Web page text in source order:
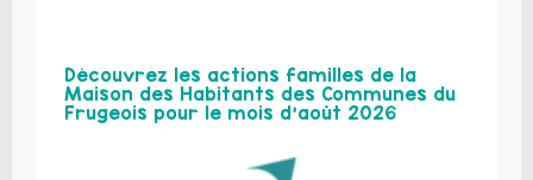
Découvrez les actions familles de la
Maison des Habitants des Communes du
Frugeois pour le mois d’août 2026